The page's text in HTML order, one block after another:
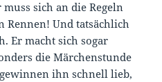
sich an die Regeln
Und tatsächlich
Er macht sich sogar
die Märchenstunde
ihn schnell lieb,